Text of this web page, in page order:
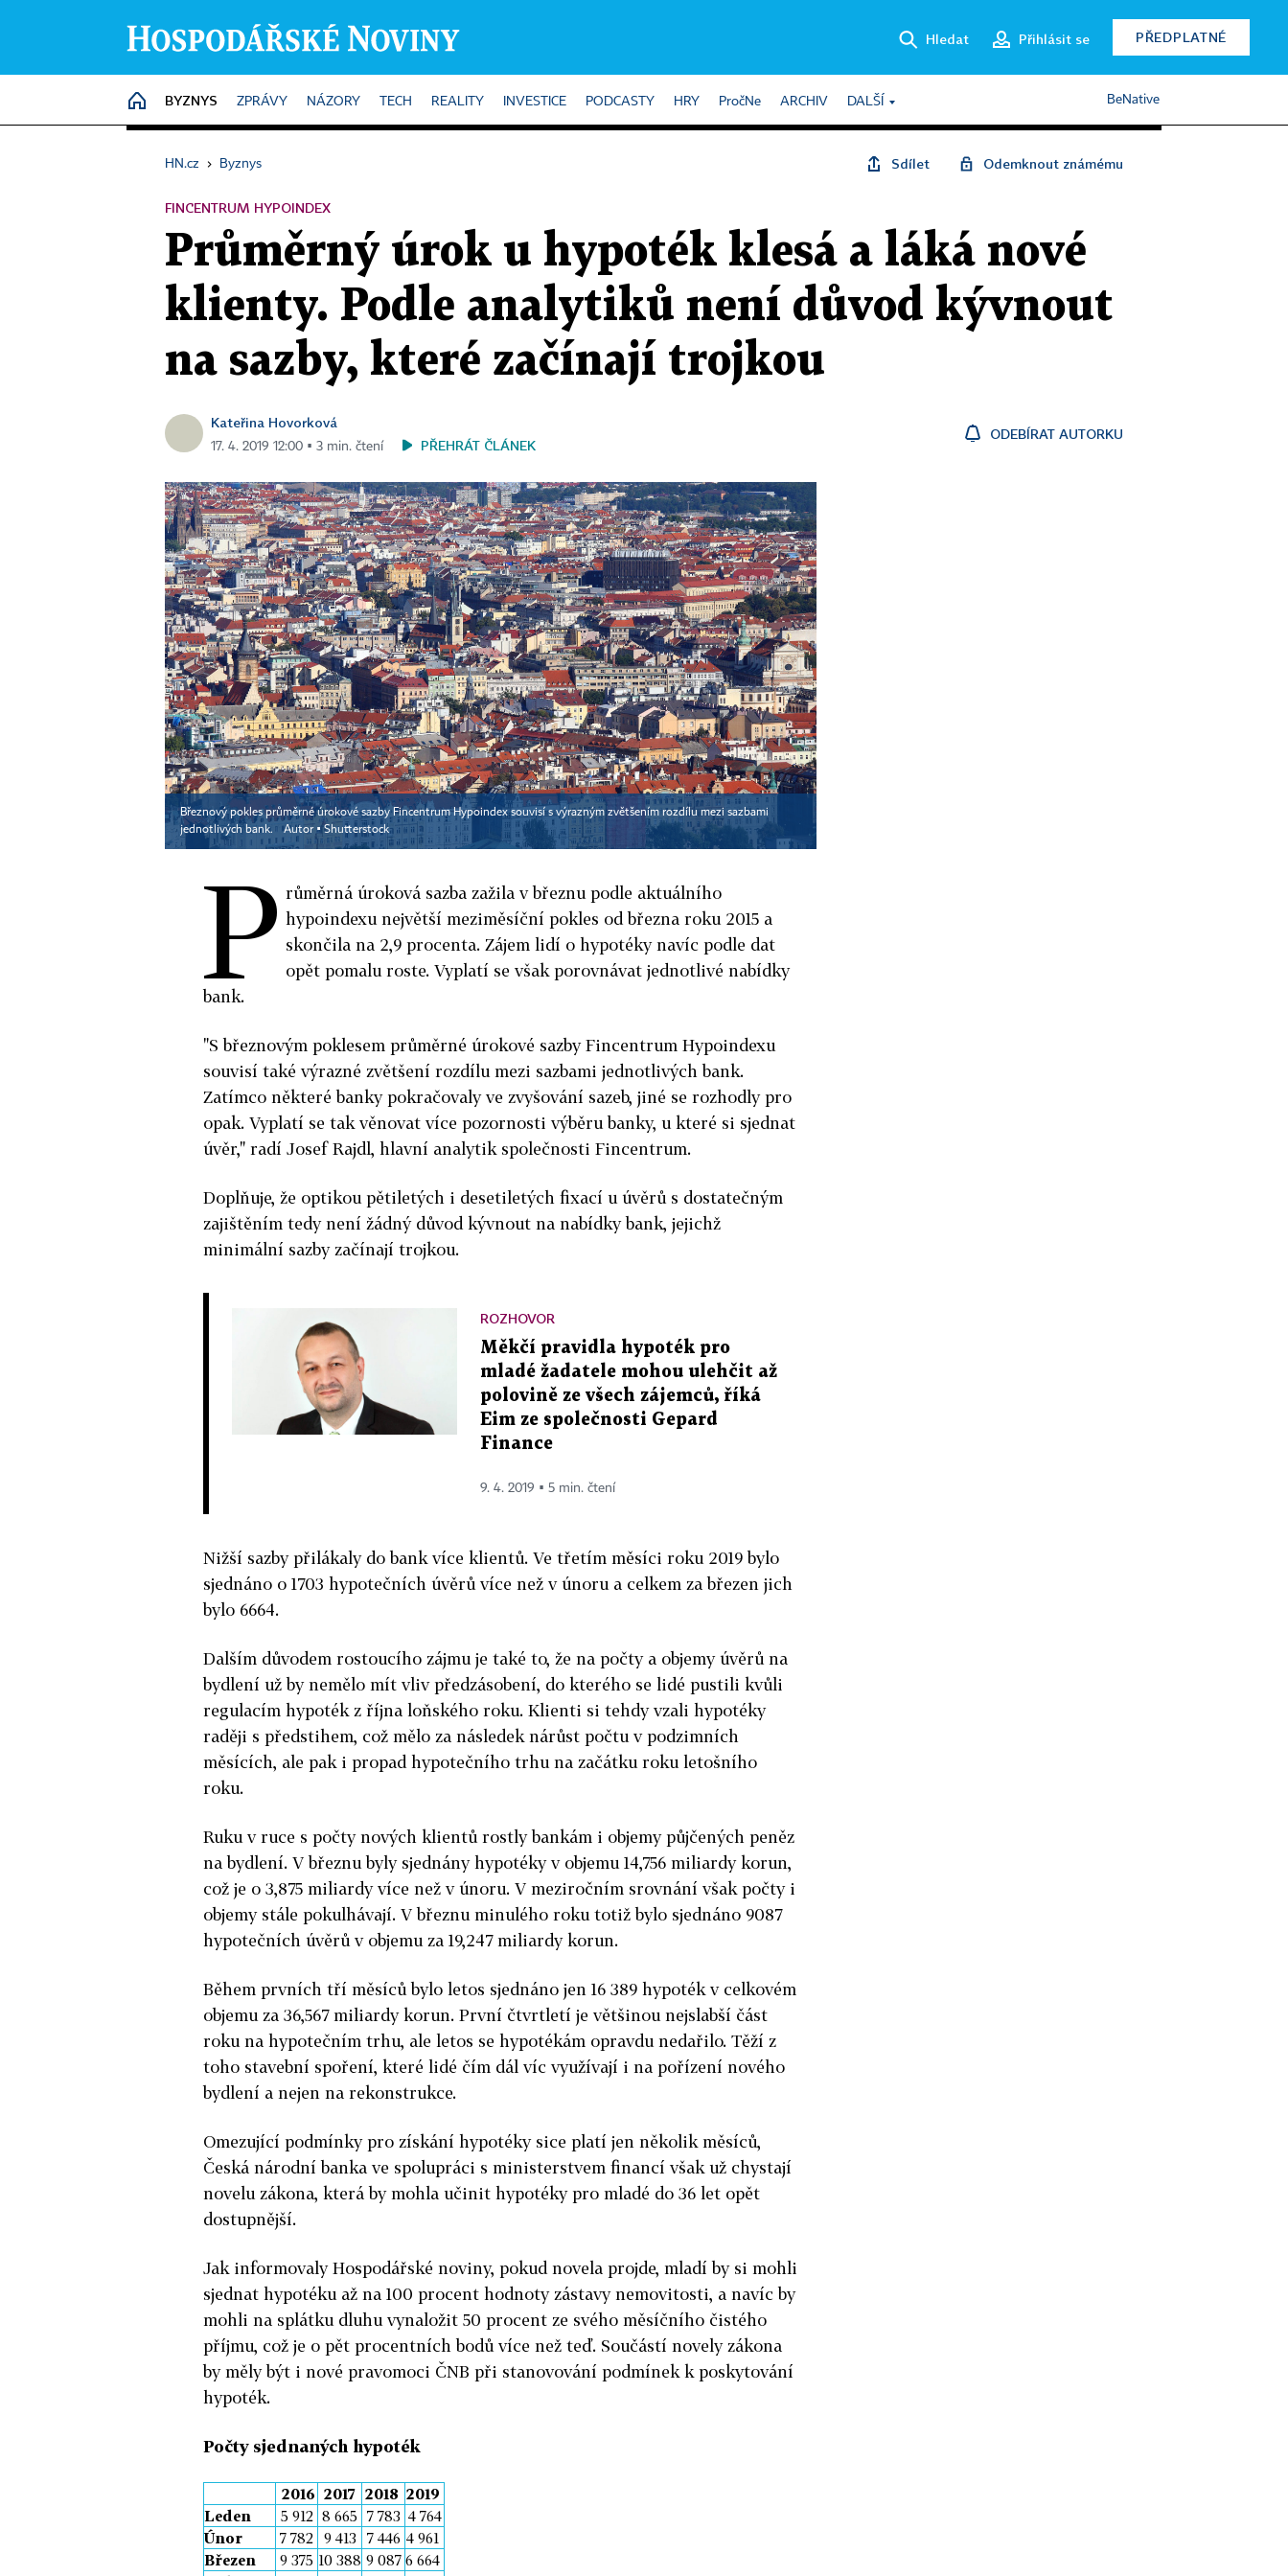
Hledat Přihlásit se PŘEDPLATNÉ
HOME
BYZNYS ZPRÁVY NÁZORY TECH REALITY INVESTICE PODCASTY HRY PročNe ARCHIV DALŠÍ BeNative
HN.cz › Byznys Sdílet Odemknout známému
FINCENTRUM HYPOINDEX
Průměrný úrok u hypoték klesá a láká nové
klienty. Podle analytiků není důvod kývnout
na sazby, které začínají trojkou
Kateřina Hovorková
17. 4. 2019 12:00 ▪ 3 min. čtení PŘEHRÁT ČLÁNEK
ODEBÍRAT AUTORKU
Březnový pokles průměrné úrokové sazby Fincentrum Hypoindex souvisí s výrazným zvětšením rozdílu mezi sazbami
jednotlivých bank.
Autor ▪Shutterstock
P růměrná úroková sazba zažila v březnu podle aktuálního
hypoindexu největší meziměsíční pokles od března roku 2015 a
skončila na 2,9 procenta. Zájem lidí o hypotéky navíc podle dat
opět pomalu roste. Vyplatí se však porovnávat jednotlivé nabídky
bank.
"S březnovým poklesem průměrné úrokové sazby Fincentrum Hypoindexu
souvisí také výrazné zvětšení rozdílu mezi sazbami jednotlivých bank.
Zatímco některé banky pokračovaly ve zvyšování sazeb, jiné se rozhodly pro
opak. Vyplatí se tak věnovat více pozornosti výběru banky, u které si sjednat
úvěr," radí Josef Rajdl, hlavní analytik společnosti Fincentrum.
Doplňuje, že optikou pětiletých i desetiletých fixací u úvěrů s dostatečným
zajištěním tedy není žádný důvod kývnout na nabídky bank, jejichž
minimální sazby začínají trojkou.
ROZHOVOR
Měkčí pravidla hypoték pro
mladé žadatele mohou ulehčit až
polovině ze všech zájemců, říká
Eim ze společnosti Gepard
Finance
9. 4. 2019 ▪ 5 min. čtení
Nižší sazby přilákaly do bank více klientů. Ve třetím měsíci roku 2019 bylo
sjednáno o 1703 hypotečních úvěrů více než v únoru a celkem za březen jich
bylo 6664.
Dalším důvodem rostoucího zájmu je také to, že na počty a objemy úvěrů na
bydlení už by nemělo mít vliv předzásobení, do kterého se lidé pustili kvůli
regulacím hypoték z října loňského roku. Klienti si tehdy vzali hypotéky
raději s předstihem, což mělo za následek nárůst počtu v podzimních
měsících, ale pak i propad hypotečního trhu na začátku roku letošního
roku.
Ruku v ruce s počty nových klientů rostly bankám i objemy půjčených peněz
na bydlení. V březnu byly sjednány hypotéky v objemu 14,756 miliardy korun,
což je o 3,875 miliardy více než v únoru. V meziročním srovnání však počty i
objemy stále pokulhávají. V březnu minulého roku totiž bylo sjednáno 9087
hypotečních úvěrů v objemu za 19,247 miliardy korun.
Během prvních tří měsíců bylo letos sjednáno jen 16 389 hypoték v celkovém
objemu za 36,567 miliardy korun. První čtvrtletí je většinou nejslabší část
roku na hypotečním trhu, ale letos se hypotékám opravdu nedařilo. Těží z
toho stavební spoření, které lidé čím dál víc využívají i na pořízení nového
bydlení a nejen na rekonstrukce.
Omezující podmínky pro získání hypotéky sice platí jen několik měsíců,
Česká národní banka ve spolupráci s ministerstvem financí však už chystají
novelu zákona, která by mohla učinit hypotéky pro mladé do 36 let opět
dostupnější.
Jak informovaly Hospodářské noviny, pokud novela projde, mladí by si mohli
sjednat hypotéku až na 100 procent hodnoty zástavy nemovitosti, a navíc by
mohli na splátku dluhu vynaložit 50 procent ze svého měsíčního čistého
příjmu, což je o pět procentních bodů více než teď. Součástí novely zákona
by měly být i nové pravomoci ČNB při stanovování podmínek k poskytování
hypoték.
Počty sjednaných hypoték
2016 2017 2018 2019
Leden
5 912 8 665 7 783 4 764
Únor
7 782 9 413 7 446 4 961
Březen
9 375 10 388 9 087 6 664